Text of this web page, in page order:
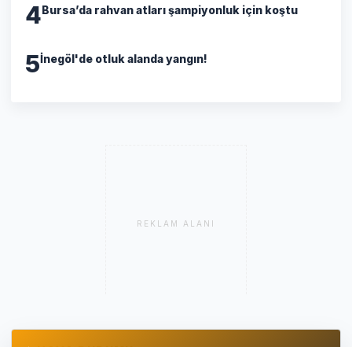
4Bursa’da rahvan atları şampiyonluk için koştu
5İnegöl'de otluk alanda yangın!
REKLAM ALANI